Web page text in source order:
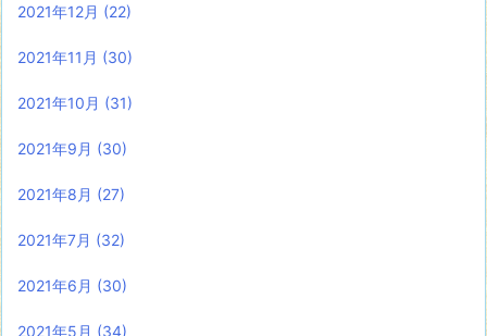
2021年12月 (22)
2021年11月 (30)
2021年10月 (31)
2021年9月 (30)
2021年8月 (27)
2021年7月 (32)
2021年6月 (30)
2021年5月 (34)